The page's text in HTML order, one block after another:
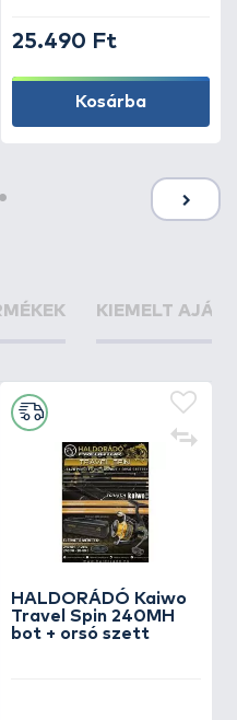
25.490 Ft
Kosárba
KIEMELT
HALDORÁDÓ Kaiwo
Travel Spin 240MH
bot + orsó szett